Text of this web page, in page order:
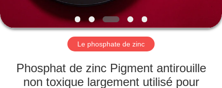
VIDÉOS
PROPOS
Le phosphate de zinc
Phosphat de zinc Pigment antirouille
non toxique largement utilisé pour